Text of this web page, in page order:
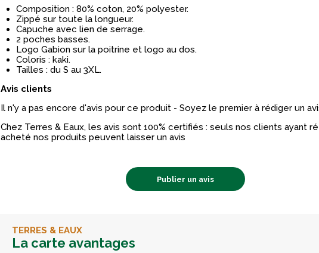
Composition : 80% coton, 20% polyester.
Zippé sur toute la longueur.
Capuche avec lien de serrage.
2 poches basses.
Logo Gabion sur la poitrine et logo au dos.
Coloris : kaki.
Tailles : du S au 3XL.
Avis clients
Il n'y a pas encore d'avis pour ce produit - Soyez le premier à rédiger un
Chez Terres & Eaux, les avis sont 100% certifiés : seuls nos clients ayant
acheté nos produits peuvent laisser un avis
Publier un avis
TERRES & EAUX
La carte avantages